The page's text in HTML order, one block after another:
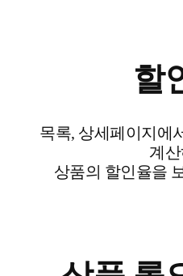
할
목록, 상세페이지에
계
상품의 할인율을